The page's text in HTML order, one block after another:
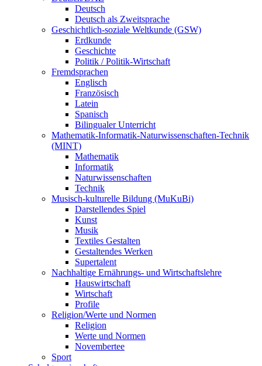
Deutsch
Deutsch als Zweitsprache
Geschichtlich-soziale Weltkunde (GSW)
Erdkunde
Geschichte
Politik / Politik-Wirtschaft
Fremdsprachen
Englisch
Französisch
Latein
Spanisch
Bilingualer Unterricht
Mathematik-Informatik-Naturwissenschaften-Technik
(MINT)
Mathematik
Informatik
Naturwissenschaften
Technik
Musisch-kulturelle Bildung (MuKuBi)
Darstellendes Spiel
Kunst
Musik
Textiles Gestalten
Gestaltendes Werken
Supertalent
Nachhaltige Ernährungs- und Wirtschaftslehre
Hauswirtschaft
Wirtschaft
Profile
Religion/Werte und Normen
Religion
Werte und Normen
Novembertee
Sport